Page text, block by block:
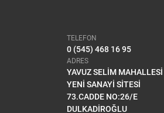
TELEFON
0 (545) 468 16 95
ADRES
YAVUZ SELİM MAHALLESİ
YENİ SANAYİ SİTESİ
73.CADDE NO:26/E
DULKADİROĞLU